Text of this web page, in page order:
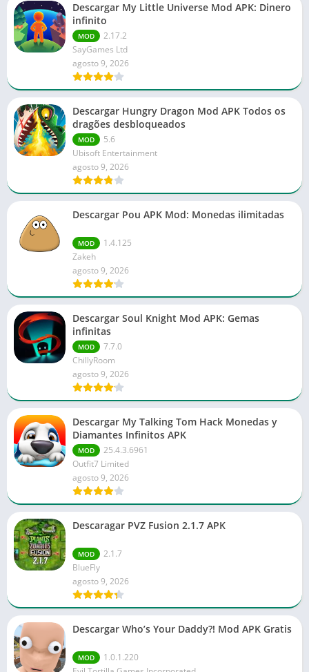
Descargar My Little Universe Mod APK: Dinero
infinito
MOD
2.17.2
SayGames Ltd
agosto 9, 2026
Descargar Hungry Dragon Mod APK Todos os
dragões desbloqueados
MOD
5.6
Ubisoft Entertainment
agosto 9, 2026
Descargar Pou APK Mod: Monedas ilimitadas
MOD
1.4.125
Zakeh
agosto 9, 2026
Descargar Soul Knight Mod APK: Gemas
infinitas
MOD
7.7.0
ChillyRoom
agosto 9, 2026
Descargar My Talking Tom Hack Monedas y
Diamantes Infinitos APK
MOD
25.4.3.6961
Outfit7 Limited
agosto 9, 2026
Descaragar PVZ Fusion 2.1.7 APK
MOD
2.1.7
BlueFly
agosto 9, 2026
Descargar Who’s Your Daddy?! Mod APK Gratis
MOD
1.0.1.220